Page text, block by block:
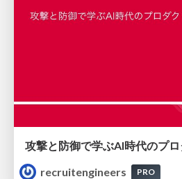
recruitengineers
PRO